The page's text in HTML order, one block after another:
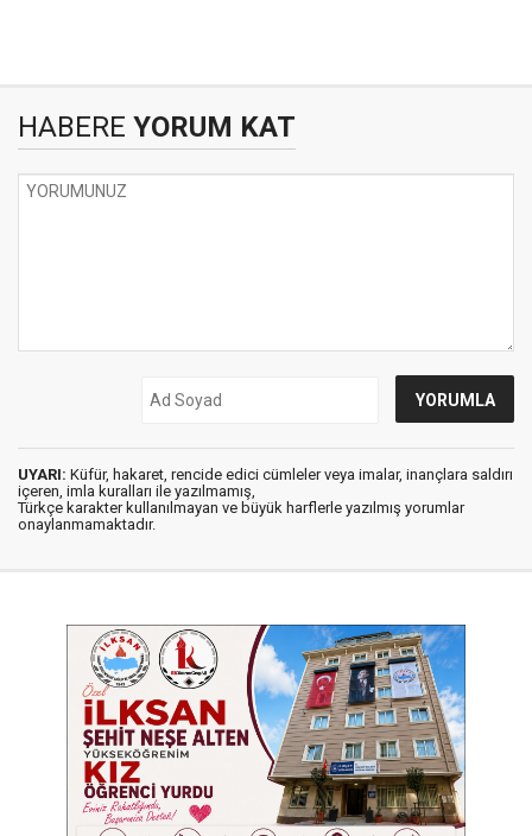
HABERE YORUM KAT
UYARI: Küfür, hakaret, rencide edici cümleler veya imalar, inançlara saldırı
içeren, imla kuralları ile yazılmamış,
Türkçe karakter kullanılmayan ve büyük harflerle yazılmış yorumlar
onaylanmamaktadır.